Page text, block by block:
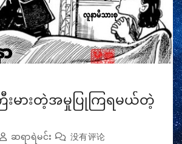
မားတဲ့အမှုပြုကြရမယ်တဲ့
ဆရာရဲမင်း 没有评论